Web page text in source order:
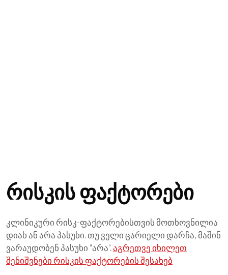
რისკის ფაქტორები
კლინიკური რისკ-ფაქტორებისთვის მოთხოვნილია
დიახ ან არა პასუხი. თუ ველი ცარიელი დარჩა, მაშინ
ვარაუდობენ პასუხი "არა".აგრეთვე იხილეთ
შენიშვნები რისკის ფაქტორების შესახებ